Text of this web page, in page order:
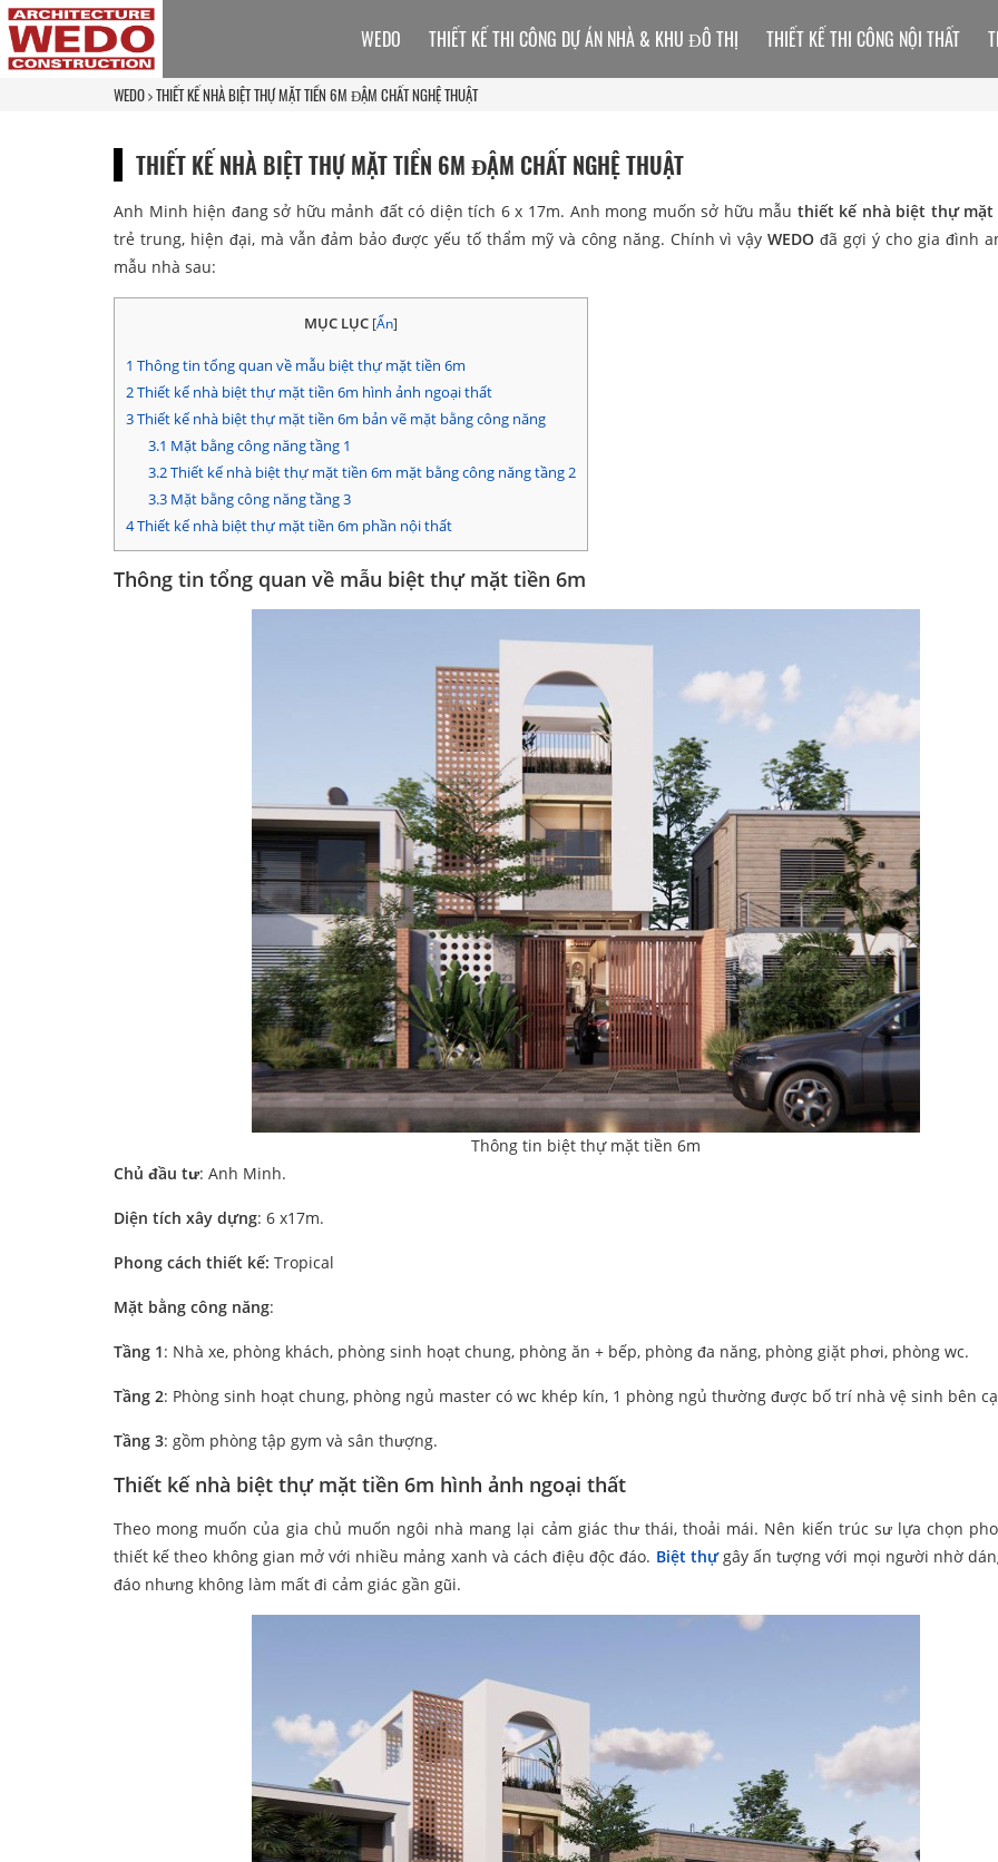
WEDO THIẾT KẾ NHÀ BIỆT THỰ MẶT TIỀN 6M ĐẬM CHẤT NGHỆ THUẬT
THIẾT KẾ NHÀ BIỆT THỰ MẶT TIỀN 6M ĐẬM CHẤT NGHỆ THUẬT
Anh Minh hiện đang sở hữu mảnh đất có diện tích 6 x 17m. Anh mong muốn sở hữu mẫu thiết kế nhà biệt thự mặt
trẻ trung, hiện đại, mà vẫn đảm bảo được yếu tố thẩm mỹ và công năng. Chính vì vậyWEDOđã gợi ý cho gia đình
mẫu nhà sau:
MỤC LỤC [Ẩn]
1 Thông tin tổng quan về mẫu biệt thự mặt tiền 6m
2Thiết kế nhà biệt thự mặt tiền 6m hình ảnh ngoại thất
3Thiết kế nhà biệt thự mặt tiền 6m bản vẽ mặt bằng công năng
3.1 Mặt bằng công năng tầng 1
3.2Thiết kế nhà biệt thự mặt tiền 6m mặt bằng công năng tầng 2
3.3Mặt bằng công năng tầng 3
4Thiết kế nhà biệt thự mặt tiền 6m phần nội thất
Thông tin tổng quan về mẫu biệt thự mặt tiền 6m
Thông tin biệt thự mặt tiền 6m
Chủ đầu tư: Anh Minh.
Diện tích xây dựng: 6 x17m.
Phong cách thiết kế: Tropical
Mặt bằng công năng:
Tầng 1: Nhà xe, phòng khách, phòng sinh hoạt chung, phòng ăn + bếp, phòng đa năng, phòng giặt phơi, phòng wc.
Tầng 2: Phòng sinh hoạt chung, phòng ngủ master có wc khép kín, 1 phòng ngủ thường được bố trí nhà vệ sinh bên
Tầng 3: gồm phòng tập gym và sân thượng.
Thiết kế nhà biệt thự mặt tiền 6m hình ảnh ngoại thất
Theo mong muốn của gia chủ muốn ngôi nhà mang lại cảm giác thư thái, thoải mái. Nên kiến trúc sư lựa chọn
thiết kế theo không gian mở với nhiều mảng xanh và cách điệu độc đáo. Biệt thựgây ấn tượng với mọi người nhờ
đáo nhưng không làm mất đi cảm giác gần gũi.
WEDO THIẾT KẾ THI CÔNG DỰ ÁN NHÀ & KHU ĐÔ THỊ THIẾT KẾ THI CÔNG NỘI THẤT